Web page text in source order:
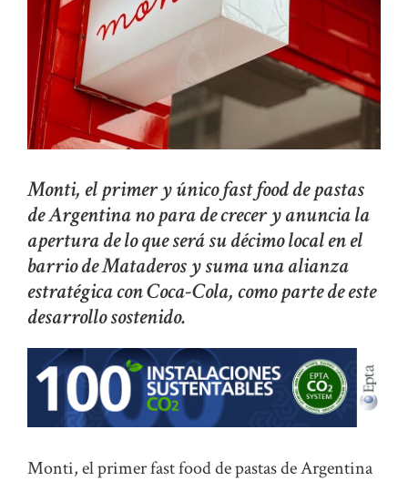
Monti, el primer y único fast food de pastas
de Argentina no para de crecer y anuncia la
apertura de lo que será su décimo local en el
barrio de Mataderos y suma una alianza
estratégica con Coca-Cola, como parte de este
desarrollo sostenido.
Monti, el primer fast food de pastas de Argentina